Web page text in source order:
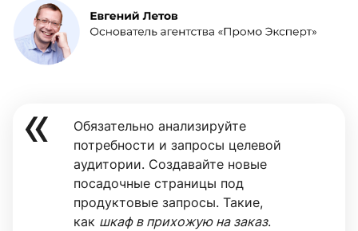
Обязательно анализируйте
потребности и запросы целевой
аудитории. Создавайте новые
посадочные страницы под
продуктовые запросы. Такие,
как шкаф в прихожую на заказ.